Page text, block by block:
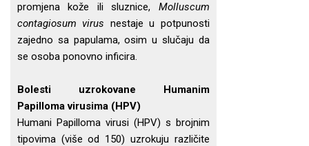
promjena kože ili sluznice, Molluscum
contagiosum virus nestaje u potpunosti
zajedno sa papulama, osim u slučaju da
se osoba ponovno inficira.
Bolesti uzrokovane Humanim
Papilloma virusima (HPV)
Humani Papilloma virusi (HPV) s brojnim
tipovima (više od 150) uzrokuju različite